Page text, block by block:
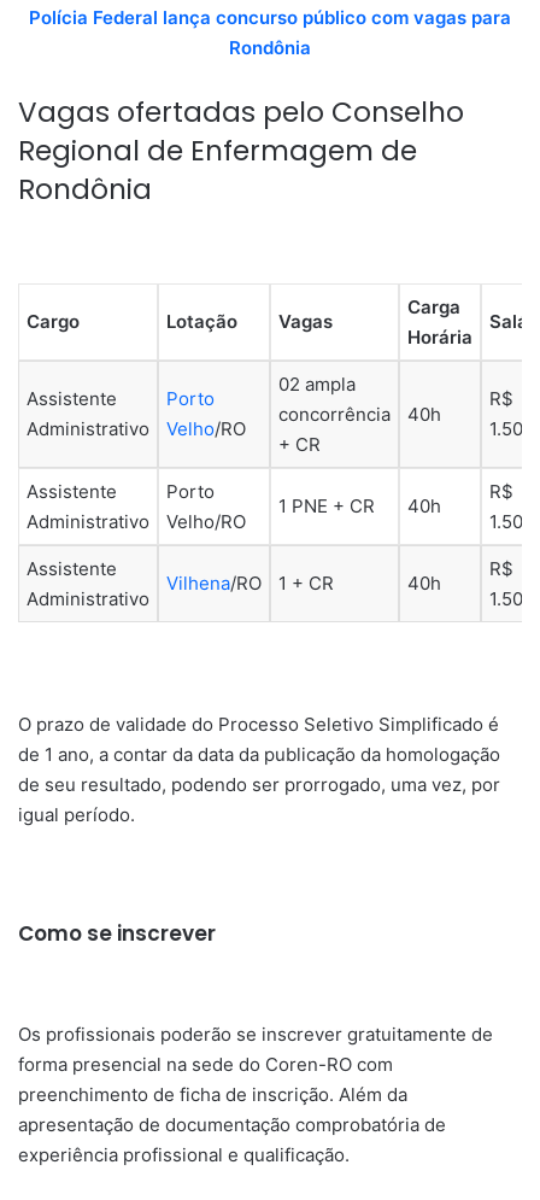
Polícia Federal lança concurso público com vagas para
Rondônia
Vagas ofertadas pelo Conselho
Regional de Enfermagem de
Rondônia
Cargo Lotação Vagas
Carga
Horária
Assistente
Administrativo
Porto
Velho/RO
02 ampla
concorrência
+ CR
40h
R$
Assistente
Administrativo
Porto
Velho/RO
1 PNE + CR 40h
R$
Assistente
Administrativo
Vilhena/RO 1 + CR 40h
R$
O prazo de validade do Processo Seletivo Simplificado é
de 1 ano, a contar da data da publicação da homologação
de seu resultado, podendo ser prorrogado, uma vez, por
igual período.
Como se inscrever
Os profissionais poderão se inscrever gratuitamente de
forma presencial na sede do Coren-RO com
preenchimento de ficha de inscrição. Além da
apresentação de documentação comprobatória de
experiência profissional e qualificação.